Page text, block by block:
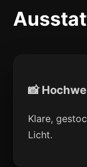
📸
Klare,
Licht.